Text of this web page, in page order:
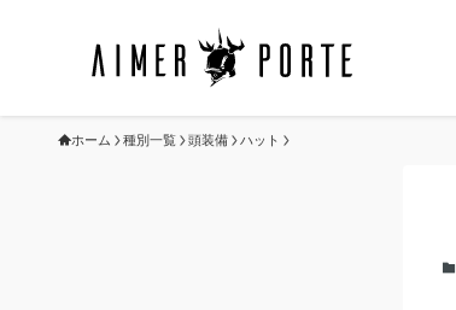
ホーム 種別一覧 頭装備 ハット